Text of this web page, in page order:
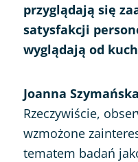
przyglądają się
satysfakcji
wyglądają od
Joanna
Rzeczywiście,
wzmożone
tematem badań